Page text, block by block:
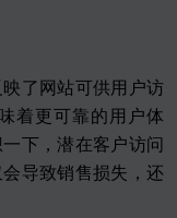
了网站可供用户访
着更可靠的用户体
下，潜在客户访问
导致销售损失，还